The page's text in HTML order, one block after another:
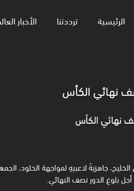
الرئيسية
(current) ترددتنا الأخبار
نهائي الكأس
نهائي الكأس
جاهزيةَ لاعبيهِ لمواجهة الخلود،
بلوغِ الدور نصف النهائي.